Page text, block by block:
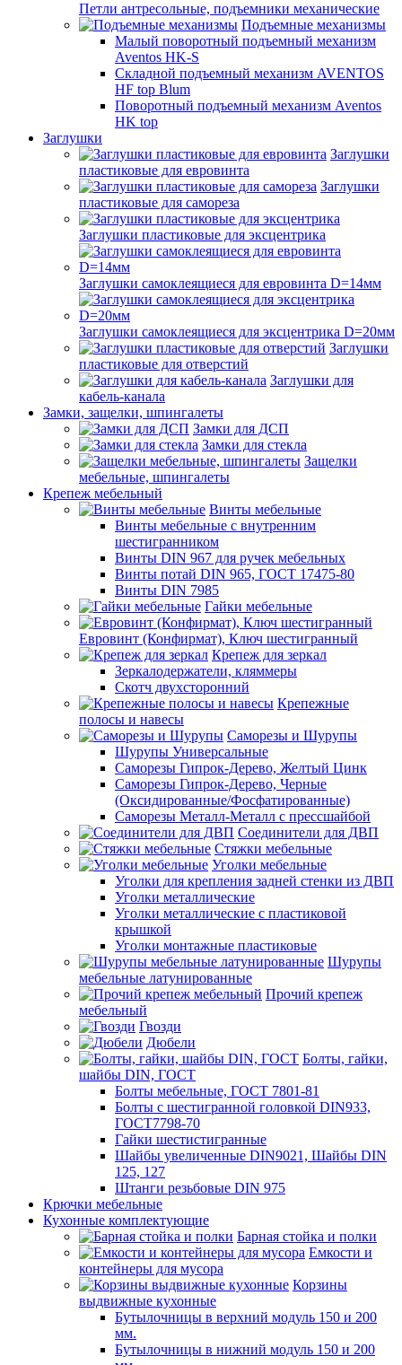
Петли антресольные, подъемники механические
Подъемные механизмы
Малый поворотный подъемный механизм
Aventos HK-S
Складной подъемный механизм AVENTOS
HF top Blum
Поворотный подъемный механизм Aventos
HK top
Заглушки
Заглушки
пластиковые для евровинта
Заглушки
пластиковые для самореза
Заглушки пластиковые для эксцентрика
Заглушки самоклеящиеся для евровинта D=14мм
Заглушки самоклеящиеся для эксцентрика D=20мм
Заглушки
пластиковые для отверстий
Заглушки для
кабель-канала
Замки, защелки, шпингалеты
Замки для ДСП
Замки для стекла
Защелки
мебельные, шпингалеты
Крепеж мебельный
Винты мебельные
Винты мебельные с внутренним
шестигранником
Винты DIN 967 для ручек мебельных
Винты потай DIN 965, ГОСТ 17475-80
Винты DIN 7985
Гайки мебельные
Евровинт (Конфирмат), Ключ шестигранный
Крепеж для зеркал
Зеркалодержатели, кляммеры
Скотч двухсторонний
Крепежные
полосы и навесы
Саморезы и Шурупы
Шурупы Универсальные
Саморезы Гипрок-Дерево, Желтый Цинк
Саморезы Гипрок-Дерево, Черные
(Оксидированные/Фосфатированные)
Саморезы Металл-Металл с прессшайбой
Соединители для ДВП
Стяжки мебельные
Уголки мебельные
Уголки для крепления задней стенки из ДВП
Уголки металлические
Уголки металлические с пластиковой
крышкой
Уголки монтажные пластиковые
Шурупы
мебельные латунированные
Прочий крепеж
мебельный
Гвозди
Дюбели
Болты, гайки,
шайбы DIN, ГОСТ
Болты мебельные, ГОСТ 7801-81
Болты с шестигранной головкой DIN933,
ГОСТ7798-70
Гайки шестистигранные
Шайбы увеличенные DIN9021, Шайбы DIN
125, 127
Штанги резьбовые DIN 975
Крючки мебельные
Кухонные комплектующие
Барная стойка и полки
Емкости и
контейнеры для мусора
Корзины
выдвижные кухонные
Бутылочницы в верхний модуль 150 и 200
мм.
Бутылочницы в нижний модуль 150 и 200